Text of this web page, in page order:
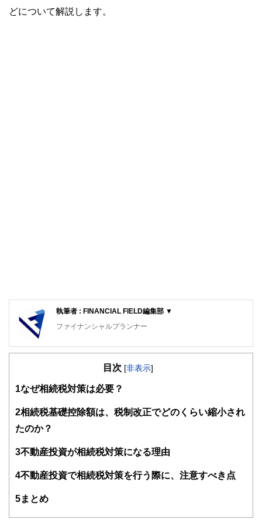
どについて解説します。
執筆者 : FINANCIAL FIELD編集部 ▼
ファイナンシャルプランナー
FinancialField編集部は、金融、経済に関する記事を、日々
知識がない方でも理解できるようわかりやすく発信していま
得者を中心に「お金や暮らし」に関する書籍・雑誌の編集経
験者で構成され、企画立案から記事掲載まですべての工程に
FinancialFieldの特徴は、ファイナンシャルプランナー、弁
ドバイザー、DCプランナー、公認会計士、社会保険労務
士、行政書士、投資アナリスト、キャリアコンサルタントな
目次 [非表示]
1なぜ相続税対策は必要？
2相続税基礎控除額は、税制改正でどのくらい縮小され
たのか？
3不動産投資が相続税対策になる理由
4不動産投資で相続税対策を行う際に、注意すべき点
5まとめ